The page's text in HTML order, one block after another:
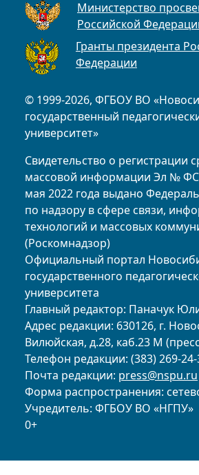
© 1999-2026, ФГБОУ ВО
государственный
университет»
Свидетельство о регистрации
массовой информации Эл №
мая 2022 года выдано
по надзору в сфере связи,
технологий и массовых
(Роскомнадзор)
Официальный портал
государственного
университета
Главный редактор: Паначук
Адрес редакции: 630126, г.
Вилюйская, д.28, каб.23 М
Телефон редакции: (383) 269-
Почта редакции: press@nspu.ru
Форма распространения:
Учредитель: ФГБОУ ВО «НГПУ»
0+
Министерство
Российской
Гранты президента
Федерации